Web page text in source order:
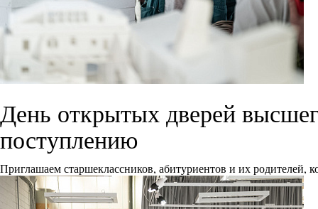
День открытых дверей
поступлению
Приглашаем старшеклассников, абитуриентов и их родителей,